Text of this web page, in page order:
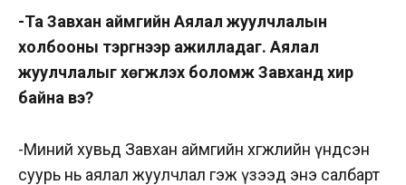
-Та Завхан аймгийн Аялал жуулчлалын
холбооны тэргүүнээр ажилладаг. Аялал
жуулчлалыг хөгжүүлэх боломж Завханд хир
байна вэ?
-Миний хувьд Завхан аймгийн хөгжлийн үндсэн
суурь нь аялал жуулчлал гэж үзээд энэ салбарт